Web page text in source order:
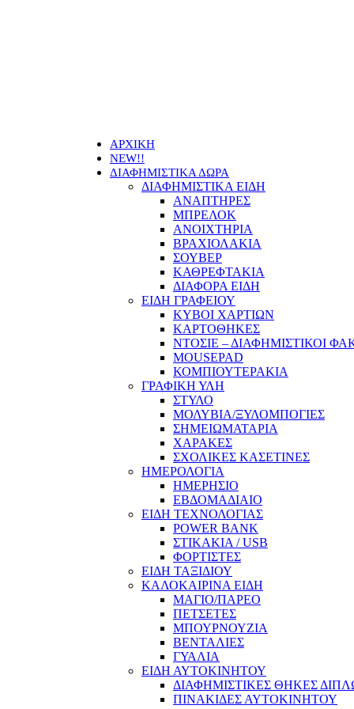
ΑΡΧΙΚΗ
NEW!!
ΔΙΑΦΗΜΙΣΤΙΚΑ ΔΩΡΑ
ΔΙΑΦΗΜΙΣΤΙΚΑ ΕΙΔΗ
ΑΝΑΠΤΗΡΕΣ
ΜΠΡΕΛΟΚ
ΑΝΟΙΧΤΗΡΙΑ
ΒΡΑΧΙΟΛΑΚΙΑ
ΣΟΥΒΕΡ
ΚΑΘΡΕΦΤΑΚΙΑ
ΔΙΑΦΟΡΑ ΕΙΔΗ
ΕΙΔΗ ΓΡΑΦΕΙΟΥ
ΚΥΒΟΙ ΧΑΡΤΙΩΝ
ΚΑΡΤΟΘΗΚΕΣ
ΝΤΟΣΙΕ – ΔΙΑΦΗΜΙΣΤΙΚΟΙ
MOUSEPAD
ΚΟΜΠΙΟΥΤΕΡΑΚΙΑ
ΓΡΑΦΙΚΗ ΥΛΗ
ΣΤΥΛΟ
ΜΟΛΥΒΙΑ/ΞΥΛΟΜΠΟΓΙΕΣ
ΣΗΜΕΙΩΜΑΤΑΡΙΑ
ΧΑΡΑΚΕΣ
ΣΧΟΛΙΚΕΣ ΚΑΣΕΤΙΝΕΣ
ΗΜΕΡΟΛΟΓΙΑ
ΗΜΕΡΗΣΙΟ
ΕΒΔΟΜΑΔΙΑΙΟ
ΕΙΔΗ ΤΕΧΝΟΛΟΓΙΑΣ
POWER BANK
ΣΤΙΚΑΚΙΑ / USB
ΦΟΡΤΙΣΤΕΣ
ΕΙΔΗ ΤΑΞΙΔΙΟΥ
ΚΑΛΟΚΑΙΡΙΝΑ ΕΙΔΗ
ΜΑΓΙΟ/ΠΑΡΕΟ
ΠΕΤΣΕΤΕΣ
ΜΠΟΥΡΝΟΥΖΙΑ
ΒΕΝΤΑΛΙΕΣ
ΓΥΑΛΙΑ
ΕΙΔΗ ΑΥΤΟΚΙΝΗΤΟΥ
ΔΙΑΦΗΜΙΣΤΙΚΕΣ ΘΗΚΕΣ
ΠΙΝΑΚΙΔΕΣ ΑΥΤΟΚΙΝΗΤΟΥ